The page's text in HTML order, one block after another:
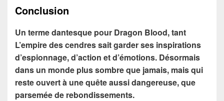
Conclusion
Un terme dantesque pour Dragon Blood, tant
L’empire des cendres sait garder ses inspirations
d’espionnage, d’action et d’émotions. Désormais
dans un monde plus sombre que jamais, mais qui
reste ouvert à une quête aussi dangereuse, que
parsemée de rebondissements.